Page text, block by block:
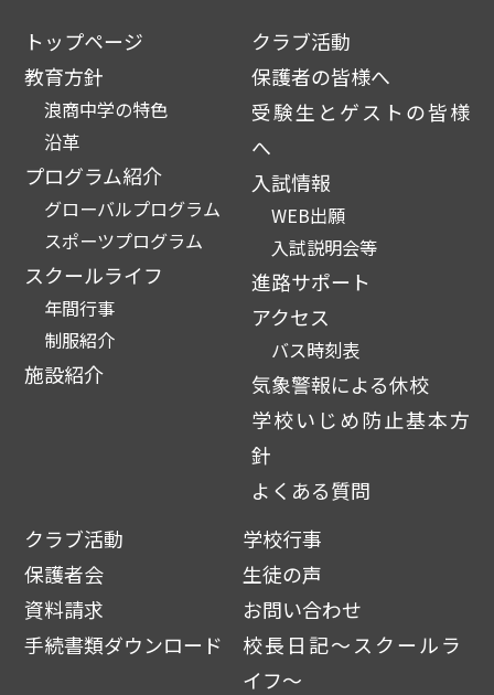
トップページ
教育方針
浪商中学の特色
沿革
プログラム紹介
グローバルプログラム
スポーツプログラム
スクールライフ
年間行事
制服紹介
施設紹介
クラブ活動
保護者の皆様へ
受験生とゲストの皆様
へ
入試情報
WEB出願
入試説明会等
進路サポート
アクセス
バス時刻表
気象警報による休校
学校いじめ防止基本方
針
よくある質問
クラブ活動
学校行事
保護者会
生徒の声
資料請求
お問い合わせ
手続書類ダウンロード
校長日記～スクールラ
イフ～